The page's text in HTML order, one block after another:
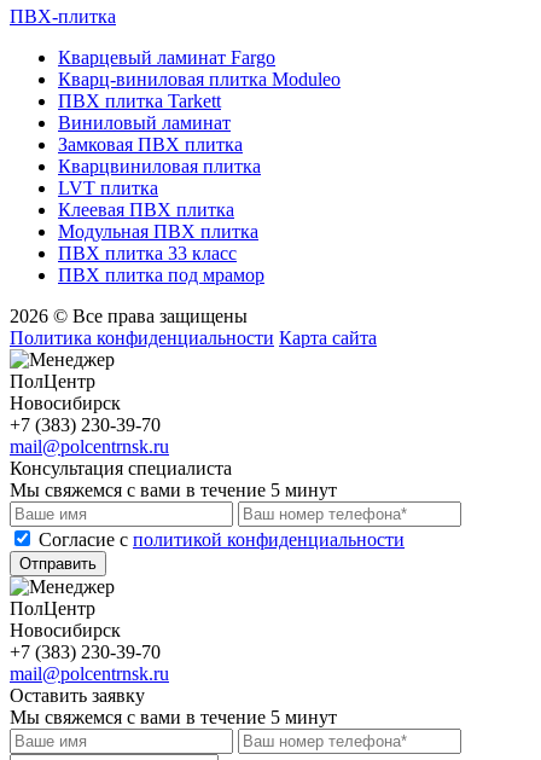
ПВХ-плитка
Кварцевый ламинат Fargo
Кварц-виниловая плитка Moduleo
ПВХ плитка Tarkett
Виниловый ламинат
Замковая ПВХ плитка
Кварцвиниловая плитка
LVT плитка
Клеевая ПВХ плитка
Модульная ПВХ плитка
ПВХ плитка 33 класс
ПВХ плитка под мрамор
2026 © Все права защищены
Политика конфиденциальности Карта сайта
ПолЦентр
Новосибирск
+7 (383) 230-39-70
mail@polcentrnsk.ru
Консультация специалиста
Мы свяжемся с вами в течение 5 минут
Cогласие с политикой конфиденциальности
Отправить
ПолЦентр
Новосибирск
+7 (383) 230-39-70
mail@polcentrnsk.ru
Оставить заявку
Мы свяжемся с вами в течение 5 минут